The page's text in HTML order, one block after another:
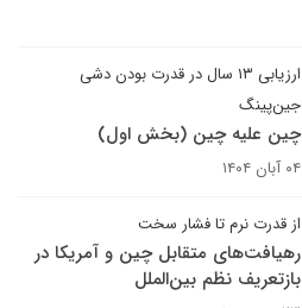
ارزیابی ۱۳ سال در قدرت بودن دشی
جین‌پینگ
چین علیه چین (بخش اول)
۰۴ آبان ۱۴۰۴
از قدرت نرم تا فشار سخت
رهیافت‌های متقابل چین و آمریکا در
بازتعریف نظم بین‌الملل